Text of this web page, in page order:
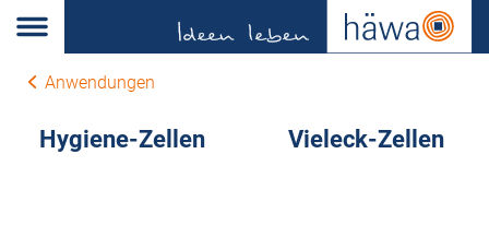
Anwendungen
Hygiene-Zellen Vieleck-Zellen